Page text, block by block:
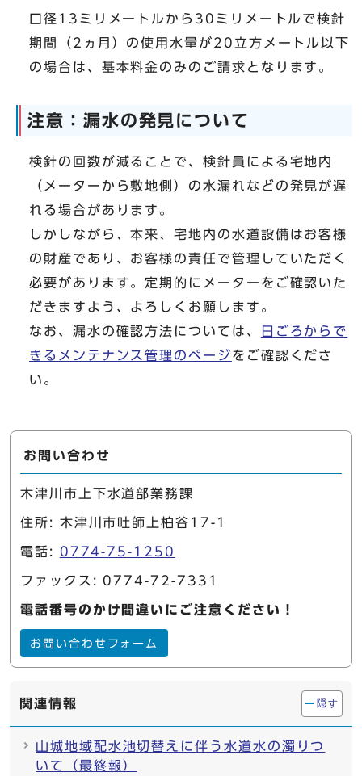
口径13ミリメートルから30ミリメートルで検針
期間（2ヵ月）の使用水量が20立方メートル以下
の場合は、基本料金のみのご請求となります。
注意：漏水の発見について
検針の回数が減ることで、検針員による宅地内
（メーターから敷地側）の水漏れなどの発見が遅
れる場合があります。
しかしながら、本来、宅地内の水道設備はお客様
の財産であり、お客様の責任で管理していただく
必要があります。定期的にメーターをご確認いた
だきますよう、よろしくお願します。
なお、漏水の確認方法については、
日ごろからで
きるメンテナンス管理のページをご確認くださ
い。
お問い合わせ
木津川市上下水道部業務課
住所: 木津川市吐師上柏谷17-1
電話: 0774-75-1250
ファックス: 0774-72-7331
電話番号のかけ間違いにご注意ください！
お問い合わせフォーム
関連情報 隠す
山城地域配水池切替えに伴う水道水の濁りつ
いて（最終報）